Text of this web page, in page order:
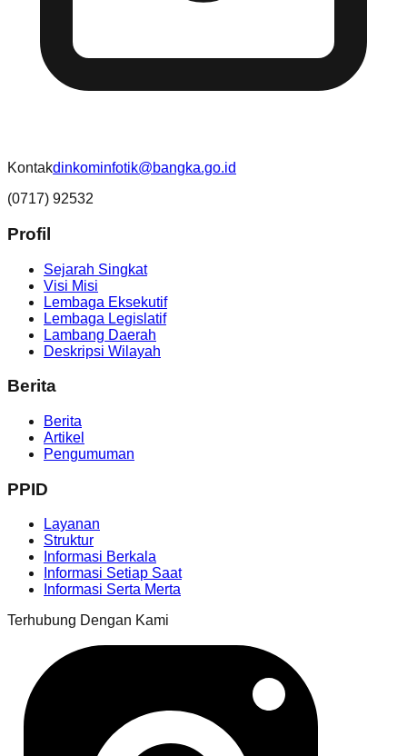
Kontakdinkominfotik@bangka.go.id
(0717) 92532
Profil
Sejarah Singkat
Visi Misi
Lembaga Eksekutif
Lembaga Legislatif
Lambang Daerah
Deskripsi Wilayah
Berita
Berita
Artikel
Pengumuman
PPID
Layanan
Struktur
Informasi Berkala
Informasi Setiap Saat
Informasi Serta Merta
Terhubung Dengan Kami